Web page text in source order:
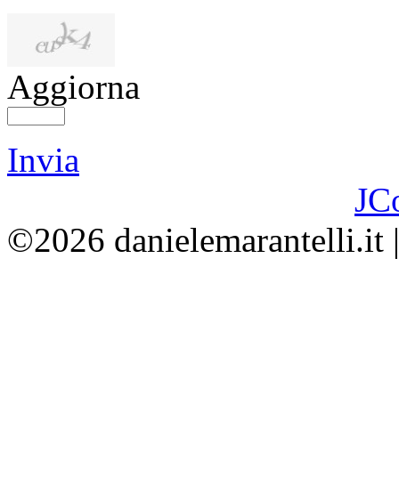
Aggiorna
Invia
©2026 danielemarantelli.it